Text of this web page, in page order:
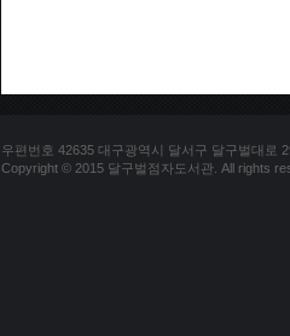
우편번호 42635 대구광역시 달서구 달구벌대로
Copyright © 2015 달구벌점자도서관. All rights